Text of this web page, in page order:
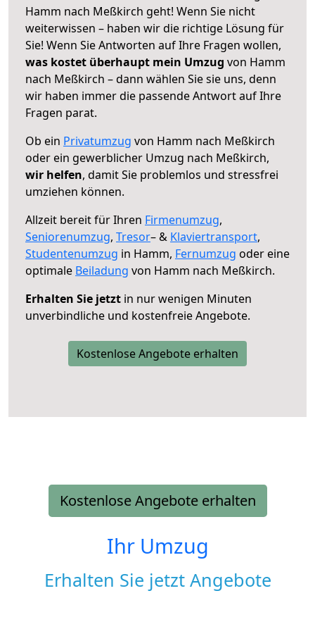
Hamm nach Meßkirch geht! Wenn Sie nicht
weiterwissen – haben wir die richtige Lösung für
Sie! Wenn Sie Antworten auf Ihre Fragen wollen,
was kostet überhaupt mein Umzug von Hamm
nach Meßkirch – dann wählen Sie sie uns, denn
wir haben immer die passende Antwort auf Ihre
Fragen parat.
Ob ein Privatumzug von Hamm nach Meßkirch
oder ein gewerblicher Umzug nach Meßkirch,
wir helfen, damit Sie problemlos und stressfrei
umziehen können.
Allzeit bereit für Ihren Firmenumzug,
Seniorenumzug, Tresor– & Klaviertransport,
Studentenumzug in Hamm, Fernumzug oder eine
optimale Beiladung von Hamm nach Meßkirch.
Erhalten Sie jetzt in nur wenigen Minuten
unverbindliche und kostenfreie Angebote.
Kostenlose Angebote erhalten
Kostenlose Angebote erhalten
Ihr Umzug
Erhalten Sie jetzt Angebote